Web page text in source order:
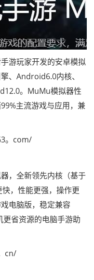
游玩家开发的安卓模拟
、Android6.0内核、
。MuMu模拟器性
主流游戏与应用，兼
。com/
，全新领先内核（基于
，性能更强，操作更
电脑版，稳定兼容
省资源的电脑手游助
cn/